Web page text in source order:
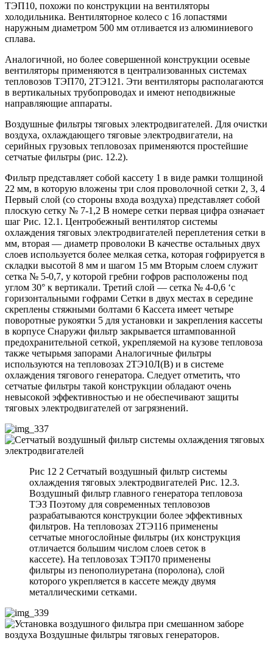
ТЭП10, похожи по конструкции на вентиляторы
холодильника. Вентиляторное колесо с 16 лопастями
наружным диаметром 500 мм отливается из алюминиевого
сплава.
Аналогичной, но более совершенной конструкции осевые
вентиляторы применяются в централизованных системах
тепловозов ТЭП70, 2ТЭ121. Эти вентиляторы располагаются
в вертикальных трубопроводах и имеют неподвижные
направляющие аппараты.
Воздушные фильтры тяговых электродвигателей. Для очистки
воздуха, охлаждающего тяговые электродвигатели, на
серийных грузовых тепловозах применяются простейшие
сетчатые фильтры (рис. 12.2).
Фильтр представляет собой кассету 1 в виде рамки толщиной
22 мм, в которую вложены три слоя проволочной сетки 2, 3, 4
Первый слой (со стороны входа воздуха) представляет собой
плоскую сетку № 7-1,2 В номере сетки первая цифра означает
шаг Рис. 12.1. Центробежный вентилятор системы
охлаждения тяговых электродвигателей переплетения сетки в
мм, вторая — диаметр проволоки В качестве остальных двух
слоев используется более мелкая сетка, которая гофрируется в
складки высотой 8 мм и шагом 15 мм Вторым слоем служит
сетка № 5-0,7, у которой гребни гофров расположены под
углом 30° к вертикали. Третий слой — сетка № 4-0,6 ‘с
горизонтальными гофрами Сетки в двух местах в середине
скреплены стяжными болтами 6 Кассета имеет четыре
поворотные рукоятки 5 для установки и закрепления кассеты
в корпусе Снаружи фильтр закрывается штампованной
предохранительной сеткой, укрепляемой на кузове тепловоза
также четырьмя запорами Аналогичные фильтры
используются на тепловозах 2ТЭ10Л(В) и в системе
охлаждения тягового генератора. Следует отметить, что
сетчатые фильтры такой конструкции обладают очень
невысокой эффективностью и не обеспечивают защиты
тяговых электродвигателей от загрязнений.
Рис 12 2 Сетчатый воздушный фильтр системы
охлаждения тяговых электродвигателей Рис. 12.3.
Воздушный фильтр главного генератора тепловоза
ТЭЗ Поэтому для современных тепловозов
разрабатываются конструкции более эффективных
фильтров. На тепловозах 2ТЭ116 применены
сетчатые многослойные фильтры (их конструкция
отличается большим числом слоев сеток в
кассете). На тепловозах ТЭП70 применены
фильтры из пенополиуретана (поролона), слой
которого укрепляется в кассете между двумя
металлическими сетками.